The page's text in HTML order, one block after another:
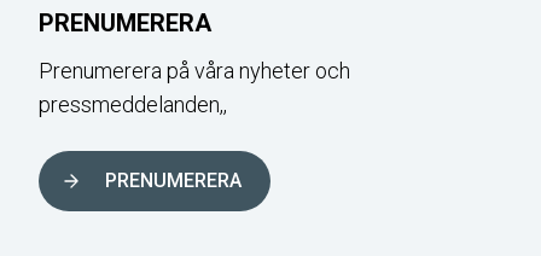
PRENUMERERA
Prenumerera på våra nyheter och
pressmeddelanden,,
PRENUMERERA